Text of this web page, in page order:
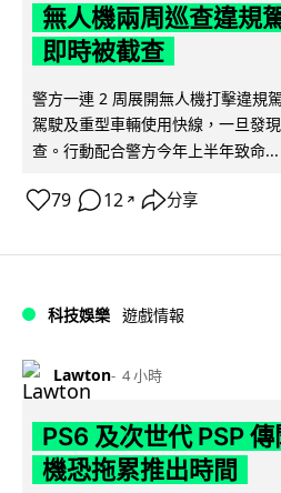
無人機兩周巡查違規
即時被截查
警方一連 2 周展開無人機打擊違規
駕駛及重型車輛使用快線，一旦發
查。行動配合警方今年上半年致命...
79 12 ↗ 分享
科技娛樂 遊戲情報
Lawton 4 小時
PS6 及次世代 PSP
機恐拖累推出時間